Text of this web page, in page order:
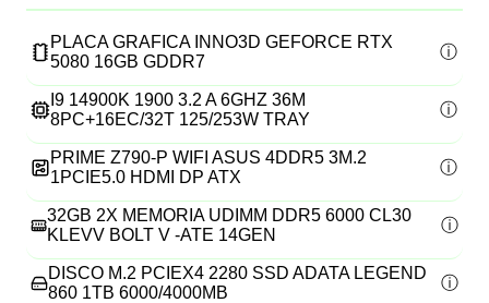
PLACA GRAFICA INNO3D GEFORCE RTX
5080 16GB GDDR7
I9 14900K 1900 3.2 A 6GHZ 36M
8PC+16EC/32T 125/253W TRAY
PRIME Z790-P WIFI ASUS 4DDR5 3M.2
1PCIE5.0 HDMI DP ATX
32GB 2X MEMORIA UDIMM DDR5 6000 CL30
KLEVV BOLT V -ATE 14GEN
DISCO M.2 PCIEX4 2280 SSD ADATA LEGEND
860 1TB 6000/4000MB